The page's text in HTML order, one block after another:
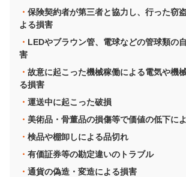
保険契約者が第三者と協力し、行った窃
よる損害
LEDやブラウン管、電球などの管球類の
害
故意に起こった機械稼働による電気や機
る損害
運送中に起こった破損
美術品・骨董品の損傷等で価値の低下に
検品や棚卸しによる品切れ
有価証券等の勘定違いのトラブル
通貨の偽造・変造による損害